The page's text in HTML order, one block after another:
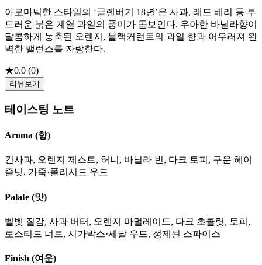
아로마틱한 스타일의 ‘글렌버기 18년’은 사과, 레드 베리 등 부
드러운 붉은 계열 과일의 풍미가 돋보인다. 우아한 바닐라향이
달콤하게 농축된 오렌지, 블랙커런트의 과일 향과 어우러져 완
벽한 밸런스를 자랑한다.
★0.0 (0)
리뷰보기
테이스팅 노트
Aroma (향)
건사과, 오렌지 제스트, 허니, 바닐라 빈, 다크 토피, 구운 헤이
즐넛, 가죽·폴리시드 우드
Palate (맛)
벨벳 질감, 사과 버터, 오렌지 마멀레이드, 다크 초콜릿, 토피,
로스티드 너트, 시가박스·세달 우드, 정제된 스파이스
Finish (여운)